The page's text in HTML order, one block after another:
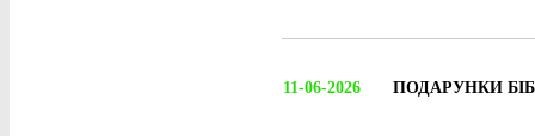
11-06-2026 ПОДАРУНКИ